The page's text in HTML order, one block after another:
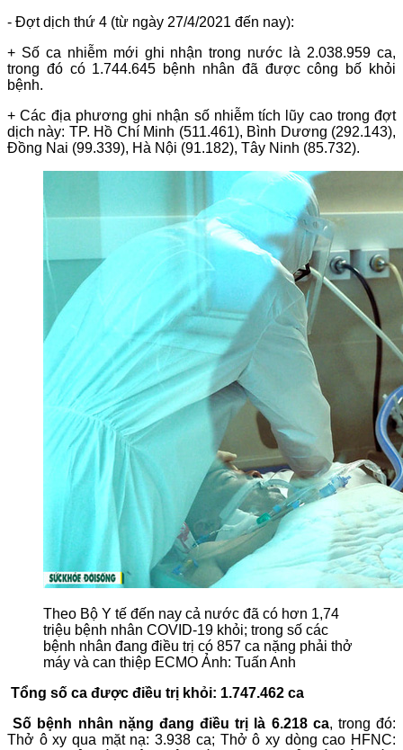
- Đợt dịch thứ 4 (từ ngày 27/4/2021 đến nay):
+ Số ca nhiễm mới ghi nhận trong nước là 2.038.959 ca,
trong đó có 1.744.645 bệnh nhân đã được công bố khỏi
bệnh.
+ Các địa phương ghi nhận số nhiễm tích lũy cao trong đợt
dịch này: TP. Hồ Chí Minh (511.461), Bình Dương (292.143),
Đồng Nai (99.339), Hà Nội (91.182), Tây Ninh (85.732).
Theo Bộ Y tế đến nay cả nước đã có hơn 1,74
triệu bệnh nhân COVID-19 khỏi; trong số các
bệnh nhân đang điều trị có 857 ca nặng phải thở
máy và can thiệp ECMO Ảnh: Tuấn Anh
Tổng số ca được điều trị khỏi: 1.747.462 ca
Số bệnh nhân nặng đang điều trị là 6.218 ca, trong đó:
Thở ô xy qua mặt nạ: 3.938 ca; Thở ô xy dòng cao HFNC: